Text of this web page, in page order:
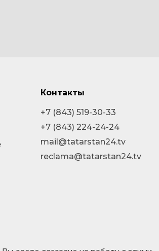
Контакты
+7 (843) 519-30-33
+7 (843) 224-24-24
mail@tatarstan24.tv
reclama@tatarstan24.tv